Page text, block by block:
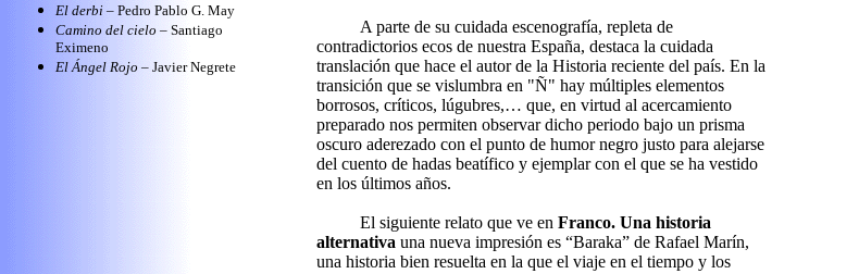
El derbi – Pedro Pablo G. May
Camino del cielo – Santiago
Eximeno
El Ángel Rojo – Javier Negrete
A parte de su cuidada escenografía, repleta de
contradictorios ecos de nuestra España, destaca la cuidada
translación que hace el autor de la Historia reciente del país. En la
transición que se vislumbra en "Ñ" hay múltiples elementos
borrosos, críticos, lúgubres,… que, en virtud al acercamiento
preparado nos permiten observar dicho periodo bajo un prisma
oscuro aderezado con el punto de humor negro justo para alejarse
del cuento de hadas beatífico y ejemplar con el que se ha vestido
en los últimos años.
El siguiente relato que ve en Franco. Una historia
alternativa una nueva impresión es “Baraka” de Rafael Marín,
una historia bien resuelta en la que el viaje en el tiempo y los